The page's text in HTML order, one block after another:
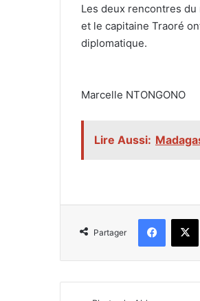
‎Les deux rencontres
et le capitaine Traoré
diplomatique.
‎Marcelle NTONGONO
Lire Aussi:
Partager
X